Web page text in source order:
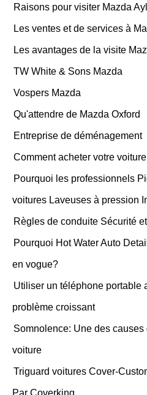
Raisons pour visiter Mazda
Les ventes et de services à
Les avantages de la visite
TW White & Sons Mazda
Vospers Mazda
Qu'attendre de Mazda Oxford
Entreprise de déménagement
Comment acheter votre
Pourquoi les professionnels
voitures Laveuses à pression
Règles de conduite Sécurité
Pourquoi Hot Water Auto
en vogue?
Utiliser un téléphone portable
problème croissant
Somnolence: Une des
voiture
Triguard voitures Cover-
Par Coverking